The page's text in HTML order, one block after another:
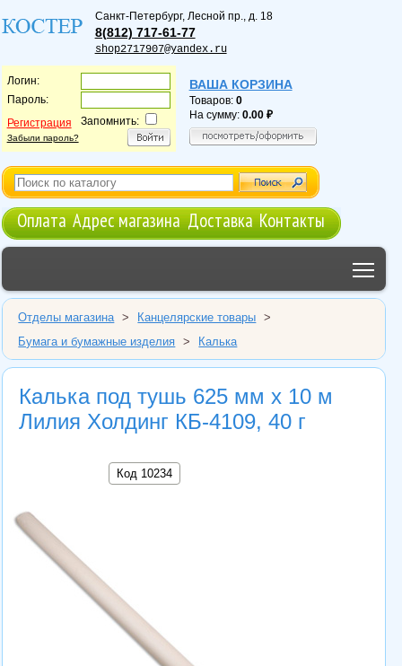
Санкт-Петербург, Лесной пр., д. 18
8(812) 717-61-77
shop2717907@yandex.ru
Логин:
Пароль:
Регистрация
Забыли пароль?
Запомнить:
ВАША КОРЗИНА
Товаров: 0
На сумму: 0.00
Оплата Адрес магазина Доставка Контакты
Отделы магазина > Канцелярские товары
>
Бумага и бумажные изделия
> Калька
Калька под тушь 625 мм х 10 м
Лилия Холдинг КБ-4109, 40 г
Код 10234